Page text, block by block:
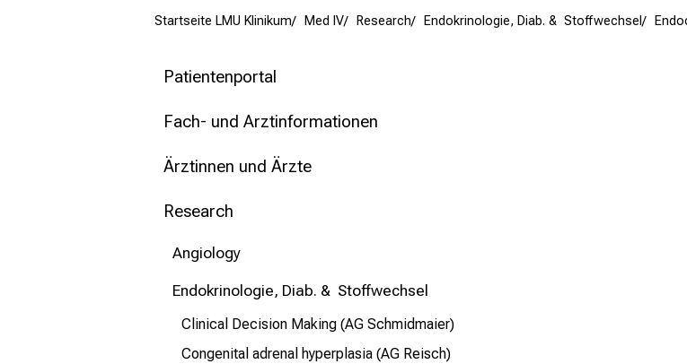
Startseite LMU Klinikum Med IV Research Endokrinologie, Diab. & Stoffwechsel
Patientenportal
Fach- und Arztinformationen
Ärztinnen und Ärzte
Research
Angiology
Endokrinologie, Diab. & Stoffwechsel
Clinical Decision Making (AG Schmidmaier)
Congenital adrenal hyperplasia (AG Reisch)